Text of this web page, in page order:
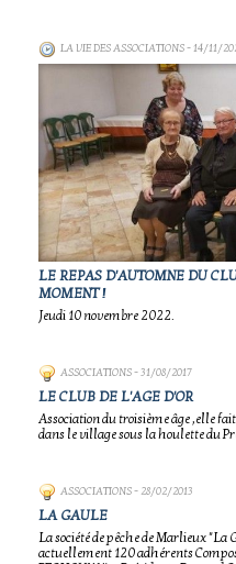
LA VIE DES ASSOCIATIONS- 14/11/
LE REPAS D'AUTOMNE DU
MOMENT !
Jeudi 10 novembre 2022.
ASSOCIATIONS- 31/08/2017
LE CLUB DE L'AGE D'OR
Association du troisième âge ,elle
dans le village sous la houlette du
ASSOCIATIONS- 28/02/2013
LA GAULE
La société de pêche de Marlieux "La
actuellement 120 adhérents